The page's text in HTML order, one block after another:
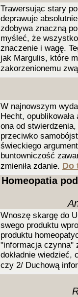
Trawersując stary
deprawuje
zdobywa znaczną
myśleć, że
znaczenie i wagę.
jak Margulis, które
zakorzenionemu
W najnowszym
Hecht,
ona od
przeciwko
świeckiego
buntowniczość
zmieniła zdanie. Do
Homeopatia
Wnoszę skargę do
swego produktu
produktu
"informacja czynna"
dokładnie
czy 2/ Duchową